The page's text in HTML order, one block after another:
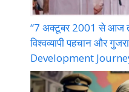
“7 अक्टूबर 2001 से आज
विश्वव्यापी पहचान और
Development